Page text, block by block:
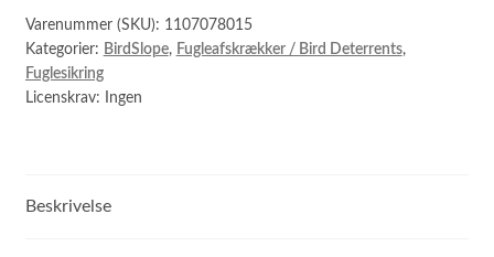
Varenummer (SKU): 1107078015
Kategorier: BirdSlope, Fugleafskrækker / Bird Deterrents,
Fuglesikring
Licenskrav: Ingen
Beskrivelse